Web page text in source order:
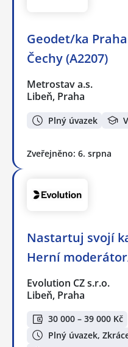
Geodet/ka
Čechy (A2207)
Metrostav a.s.
Libeň, Praha
Plný úvazek
Zveřejněno: 6. srpna
Nastartuj svojí
Herní
Evolution CZ s.r.o.
Libeň, Praha
30 000 – 39 000 Kč
Plný úvazek,